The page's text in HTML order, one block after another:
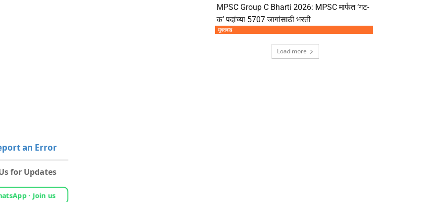
an Error
for Updates
· Join us
MPSC Group C Bharti 2026: MPSC मार्फत ‘गट-
क’ पदांच्या 5707 जागांसाठी भरती
मुदतवाढ
Load more